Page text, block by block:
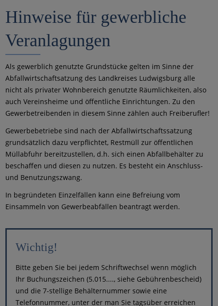
Hinweise für gewerbliche
Veranlagungen
Als gewerblich genutzte Grundstücke gelten im Sinne der
Abfallwirtschaftsatzung des Landkreises Ludwigsburg alle
nicht als privater Wohnbereich genutzte Räumlichkeiten, also
auch Vereinsheime und öffentliche Einrichtungen. Zu den
Gewerbetreibenden in diesem Sinne zählen auch Freiberufler!
Gewerbebetriebe sind nach der Abfallwirtschaftssatzung
grundsätzlich dazu verpflichtet, Restmüll zur öffentlichen
Müllabfuhr bereitzustellen, d.h. sich einen Abfallbehälter zu
beschaffen und diesen zu nutzen. Es besteht ein Anschluss-
und Benutzungszwang.
In begründeten Einzelfällen kann eine Befreiung vom
Einsammeln von Gewerbeabfällen beantragt werden.
Wichtig!
Bitte geben Sie bei jedem Schriftwechsel wenn möglich
Ihr Buchungszeichen (5.015...., siehe Gebührenbescheid)
und die 7-stellige Behälternummer sowie eine
Telefonnummer, unter der man Sie tagsüber erreichen